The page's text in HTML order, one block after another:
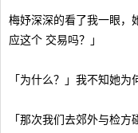
梅妤深深的看了我一眼，
应这个 交易吗？」
「为什么？」我不知她为
「那次我们去郊外与检